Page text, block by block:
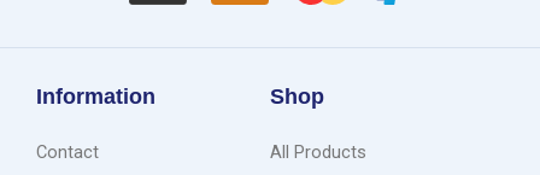
Information
Contact
Shop
All Products